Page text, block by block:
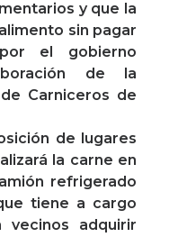
y que la
sin pagar
el gobierno
de la
Carniceros de
de lugares
la carne en
refrigerado
tiene a cargo
adquirir